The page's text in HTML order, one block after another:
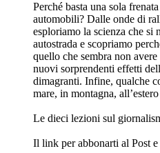
Perché basta una sola
automobili? Dalle onde di
esploriamo la scienza che si
autostrada e scopriamo
quello che sembra non
nuovi sorprendenti effetti
dimagranti. Infine, qualche
mare, in montagna,
Le dieci lezioni sul
⁠⁠⁠⁠⁠⁠⁠⁠⁠⁠Il link per abbonarti al Post e